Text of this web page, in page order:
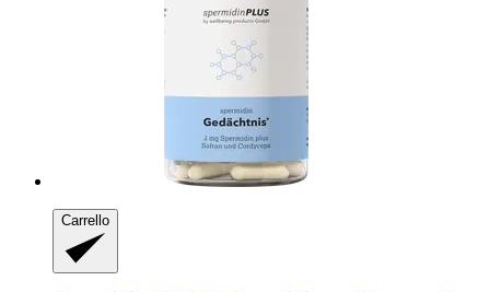
Carrello